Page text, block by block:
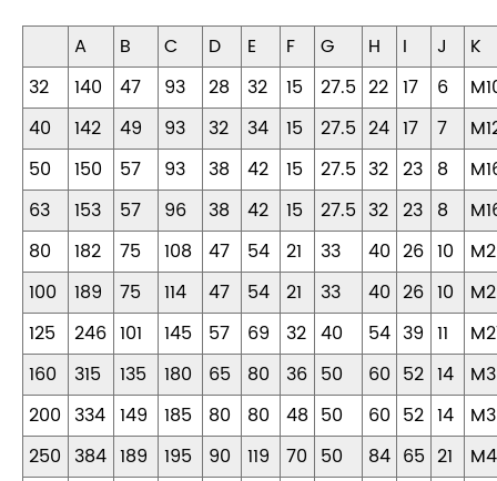
A B C D E F G H I J
K
32
140 47 93 28 32 15 27.5 22 17 6
40
142 49 93 32 34 15 27.5 24 17 7
50
150 57 93 38 42 15 27.5 32 23 8
63
153 57 96 38 42 15 27.5 32 23 8
80
182 75 108 47 54 21 33 40 26 10
100
189 75 114 47 54 21 33 40 26 10
125
246 101 145 57 69 32 40 54 39 11
160
315 135 180 65 80 36 50 60 52 14
200 334 149 185 80 80 48 50 60 52 14
250 384 189 195 90 119 70 50 84 65 21